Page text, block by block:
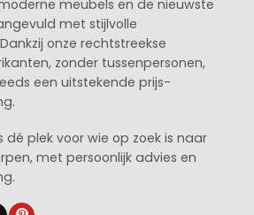
meubels en de nieuwste
met stijlvolle
onze rechtstreekse
zonder tussenpersonen,
een uitstekende prijs-
plek voor wie op zoek is naar
met persoonlijk advies en